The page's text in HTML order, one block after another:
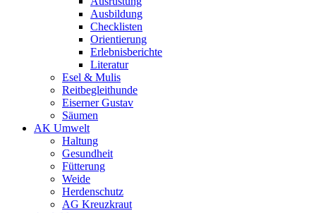
Ausbildung
Checklisten
Orientierung
Erlebnisberichte
Literatur
Esel & Mulis
Reitbegleithunde
Eiserner Gustav
Säumen
AK Umwelt
Haltung
Gesundheit
Fütterung
Weide
Herdenschutz
AG Kreuzkraut